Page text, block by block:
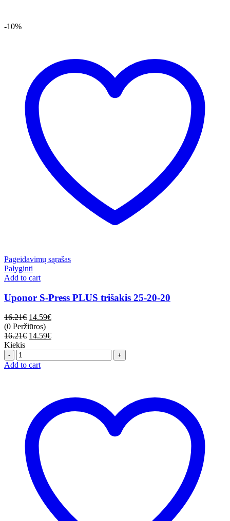
-10%
Pageidavimų sąrašas
Palyginti
Add to cart
Uponor S-Press PLUS trišakis 25-20-20
16.21€ 14.59€
(0 Peržiūros)
16.21€ 14.59€
Kiekis
Quantity
Add to cart